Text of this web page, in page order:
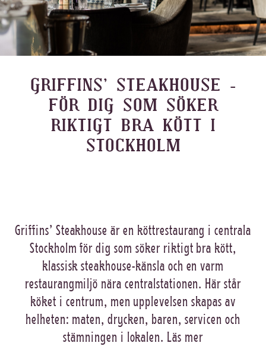
GRIFFINS’ STEAKHOUSE –
FÖR DIG SOM SÖKER
RIKTIGT BRA KÖTT I
STOCKHOLM
Griffins’ Steakhouse är en köttrestaurang i centrala
Stockholm för dig som söker riktigt bra kött,
klassisk steakhouse-känsla och en varm
restaurangmiljö nära centralstationen. Här står
köket i centrum, men upplevelsen skapas av
helheten: maten, drycken, baren, servicen och
stämningen i lokalen. Läs mer